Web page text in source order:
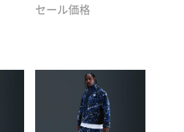
セール価格